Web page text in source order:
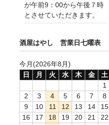
が午前9：00から午後７時
とさせていただきます。
酒屋はやし 営業日七曜表
今月(2026年8月)
日
月 火 水 木 金
土
1
2
3 4 5 6 7
8
9
10 11 12 13 14
15
16
17 18 19 20 21
22